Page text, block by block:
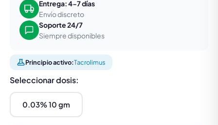
Entrega: 4-7 días
Envío discreto
Soporte 24/7
Siempre disponibles
Principio activo:Tacrolimus
Seleccionar dosis:
0.03% 10 gm